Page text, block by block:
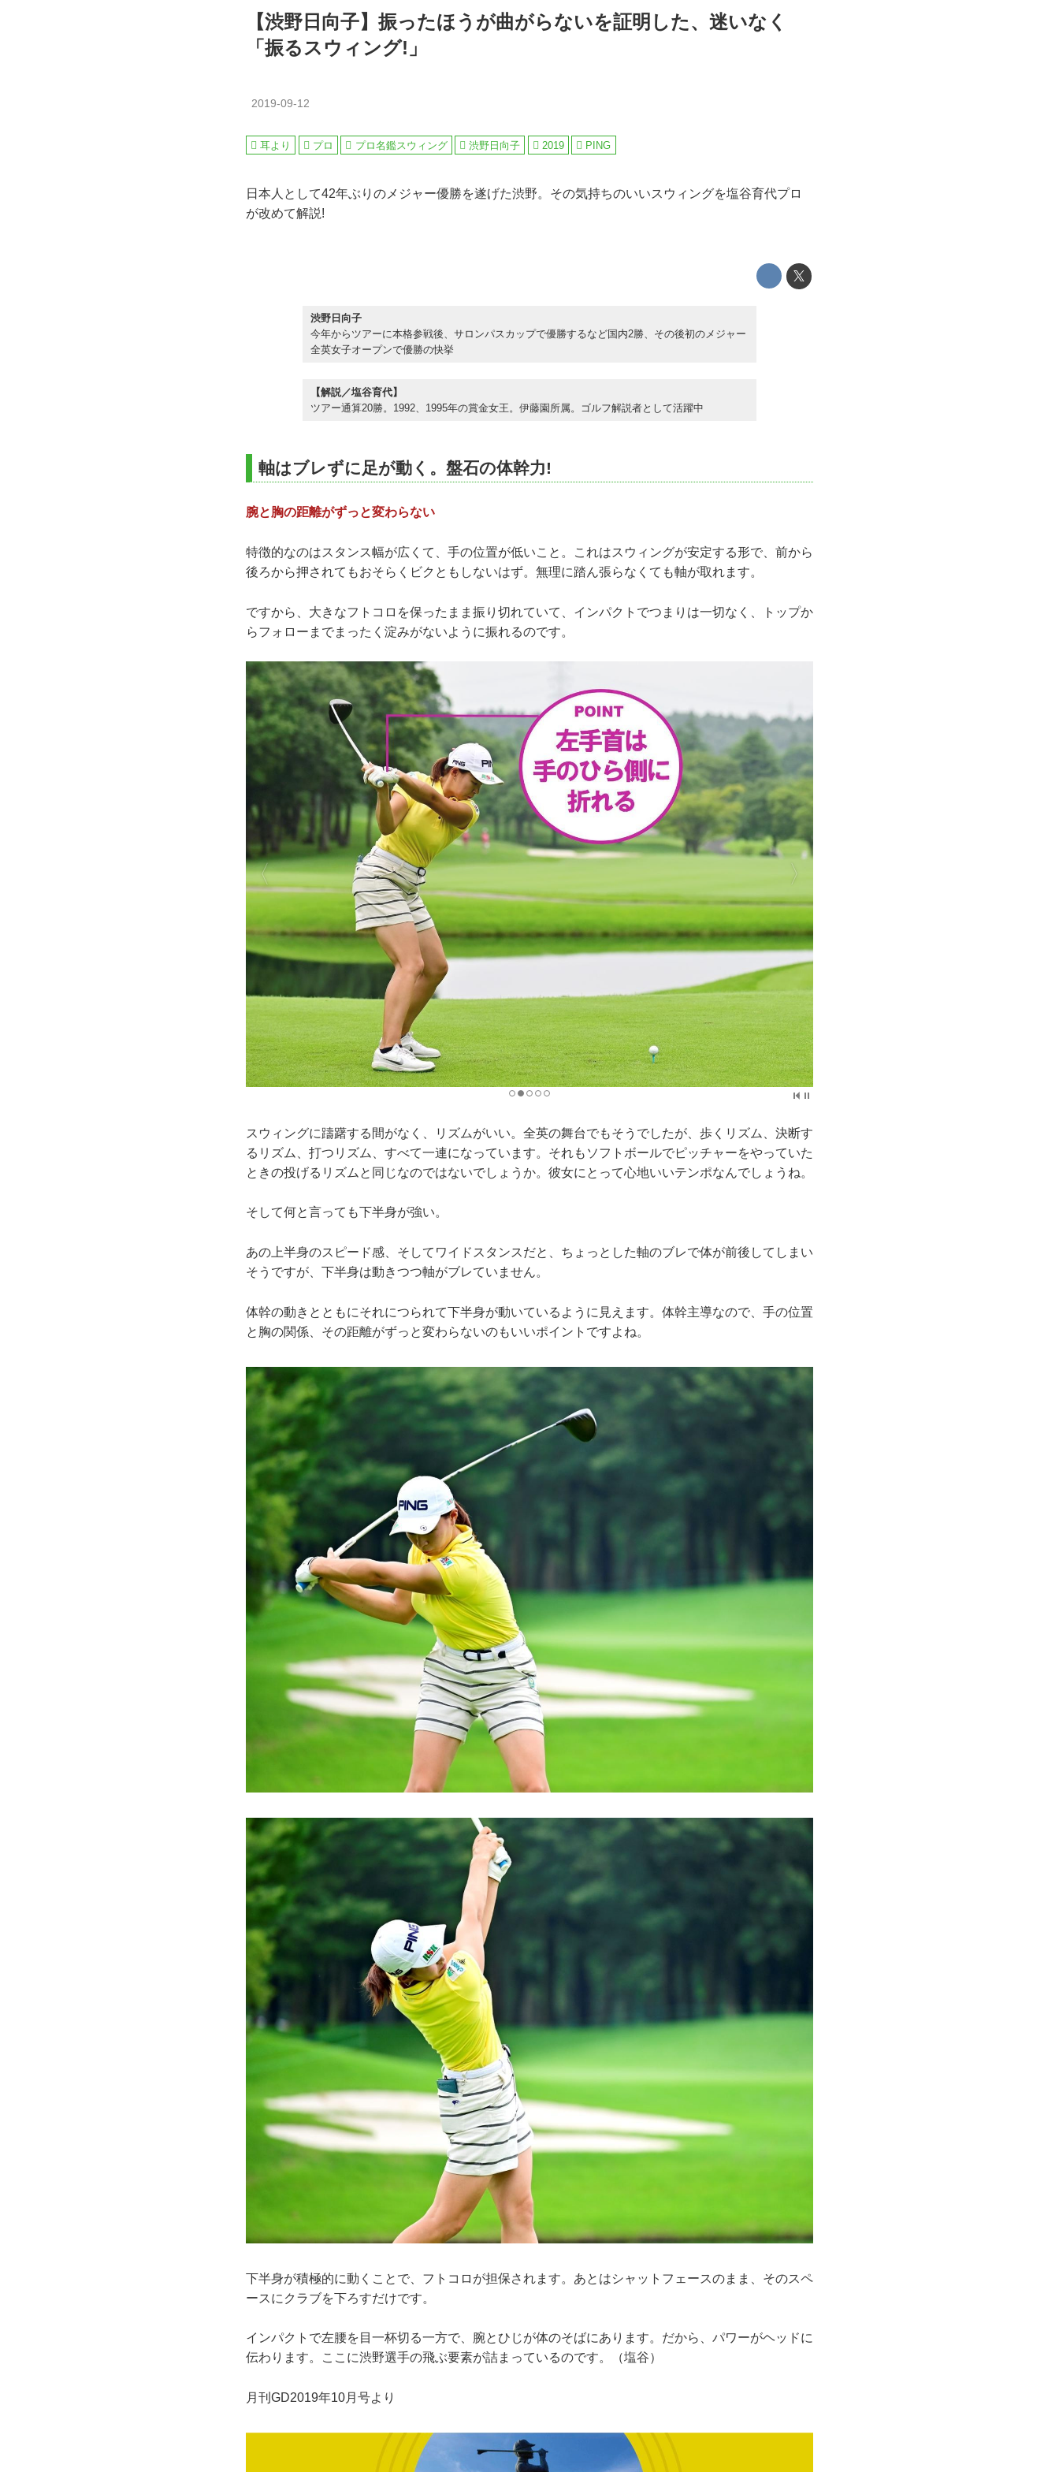
【渋野日向子】振ったほうが曲がらないを証明した、迷いなく
「振るスウィング!」
2019-09-12
耳より プロ プロ名鑑スウィング 渋野日向子 2019 PING
日本人として42年ぶりのメジャー優勝を遂げた渋野。その気持ちのいいスウィングを塩谷育代プロ
が改めて解説!
渋野日向子
今年からツアーに本格参戦後、サロンパスカップで優勝するなど国内2勝、その後初のメジャー
全英女子オープンで優勝の快挙
【解説／塩谷育代】
ツアー通算20勝。1992、1995年の賞金女王。伊藤園所属。ゴルフ解説者として活躍中
軸はブレずに足が動く。盤石の体幹力!
腕と胸の距離がずっと変わらない
特徴的なのはスタンス幅が広くて、手の位置が低いこと。これはスウィングが安定する形で、前から
後ろから押されてもおそらくビクともしないはず。無理に踏ん張らなくても軸が取れます。
ですから、大きなフトコロを保ったまま振り切れていて、インパクトでつまりは一切なく、トップか
らフォローまでまったく淀みがないように振れるのです。
スウィングに躊躇する間がなく、リズムがいい。全英の舞台でもそうでしたが、歩くリズム、決断す
るリズム、打つリズム、すべて一連になっています。それもソフトボールでピッチャーをやっていた
ときの投げるリズムと同じなのではないでしょうか。彼女にとって心地いいテンポなんでしょうね。
そして何と言っても下半身が強い。
あの上半身のスピード感、そしてワイドスタンスだと、ちょっとした軸のブレで体が前後してしまい
そうですが、下半身は動きつつ軸がブレていません。
体幹の動きとともにそれにつられて下半身が動いているように見えます。体幹主導なので、手の位置
と胸の関係、その距離がずっと変わらないのもいいポイントですよね。
下半身が積極的に動くことで、フトコロが担保されます。あとはシャットフェースのまま、そのスペ
ースにクラブを下ろすだけです。
インパクトで左腰を目一杯切る一方で、腕とひじが体のそばにあります。だから、パワーがヘッドに
伝わります。ここに渋野選手の飛ぶ要素が詰まっているのです。（塩谷）
月刊GD2019年10月号より